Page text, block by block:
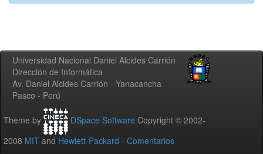
Universidad Nacional Daniel Alcides Carrión
Dirección de Informática
Av. Daniel Alcides Carrión - Yanacancha
Pasco - Perú
Theme by DSpace Software Copyright © 2002-
2008 MIT and Hewlett-Packard - Comentarios